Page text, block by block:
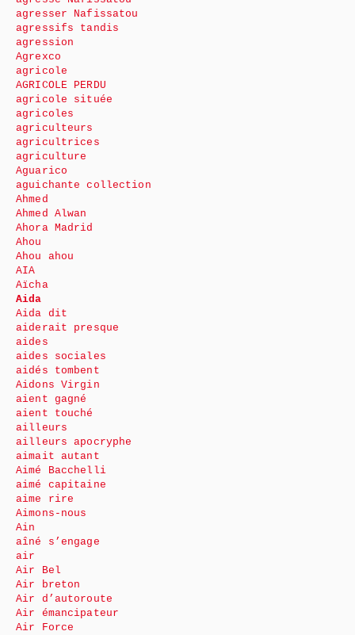
agresser Nafissatou
agressifs tandis
agression
Agrexco
agricole
AGRICOLE PERDU
agricole située
agricoles
agriculteurs
agricultrices
agriculture
Aguarico
aguichante collection
Ahmed
Ahmed Alwan
Ahora Madrid
Ahou
Ahou ahou
AIA
Aïcha
Aida
Aida dit
aiderait presque
aides
aides sociales
aidés tombent
Aidons Virgin
aient gagné
aient touché
ailleurs
ailleurs apocryphe
aimait autant
Aimé Bacchelli
aimé capitaine
aime rire
Aimons-nous
Ain
aîné s’engage
air
Air Bel
Air breton
Air d’autoroute
Air émancipateur
Air Force